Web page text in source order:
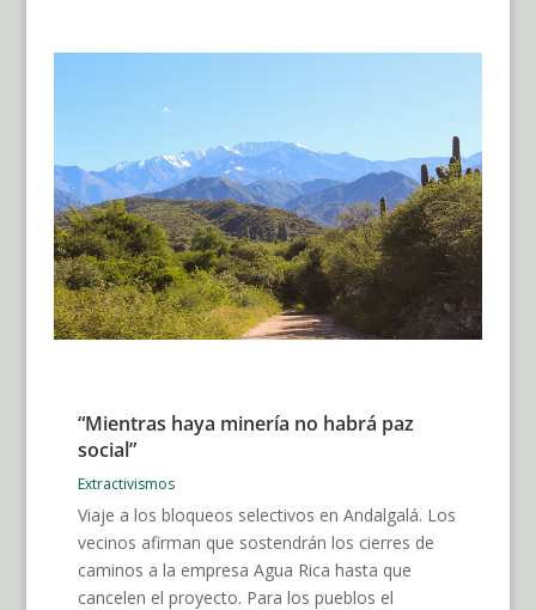
“Mientras haya minería no habrá paz
social”
Extractivismos
Viaje a los bloqueos selectivos en Andalgalá. Los
vecinos afirman que sostendrán los cierres de
caminos a la empresa Agua Rica hasta que
cancelen el proyecto. Para los pueblos el